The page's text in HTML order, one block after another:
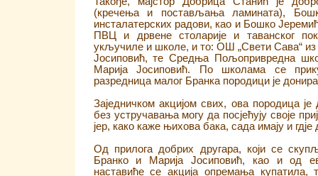
(кречења и постављања ламината),
инсталатерских радови, као и Бошко
ПВЦ и дрвене столарије и таванског
укључиле и школе, и то: ОШ „Свети Сава“ из
Јосиповић, те Средња Пољопривредна
Марија Јосиповић. По школама се
разредница малог Бранка породици је
Заједничком акцијом свих, ова породица
без устручавања могу да посјећују своје
јер, како каже њихова бака, сада имају и гдје
Од прилога добрих другара, који се
Бранко и Марија Јосиповић, као и од
наставиће се акција опремања